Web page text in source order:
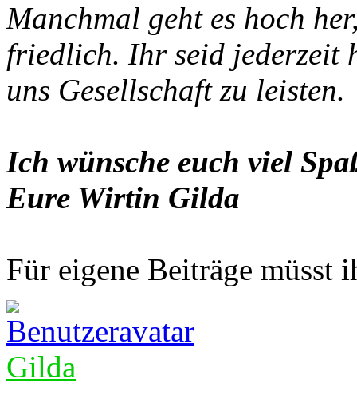
Manchmal geht es hoch
friedlich. Ihr seid jederzeit
uns Gesellschaft zu leisten.
Ich wünsche euch viel
Eure Wirtin Gilda
Für eigene Beiträge müsst
Gilda